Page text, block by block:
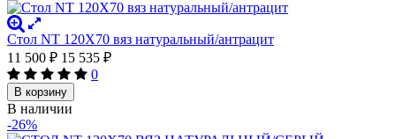
Стол NT 120X70 вяз натуральный/антрацит
11 500 ₽ 15 535 ₽
0
В корзину
В наличии
-26%